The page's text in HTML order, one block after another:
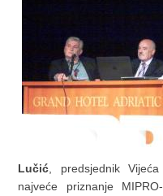
Lučić, predsjednik
najveće priznanje